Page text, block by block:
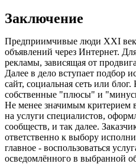
Заключение
Предприимчивые люди XXI
объявлений через Интернет.
рекламы, зависящая от
Далее в дело вступает подбор
сайт, социальная сеть или
собственные "плюсы" и
Не менее значимым критерием
на услуги специалистов,
сообществ, и так далее.
ответственно к выбору
главное - воспользоваться
осведомлённого в выбранной